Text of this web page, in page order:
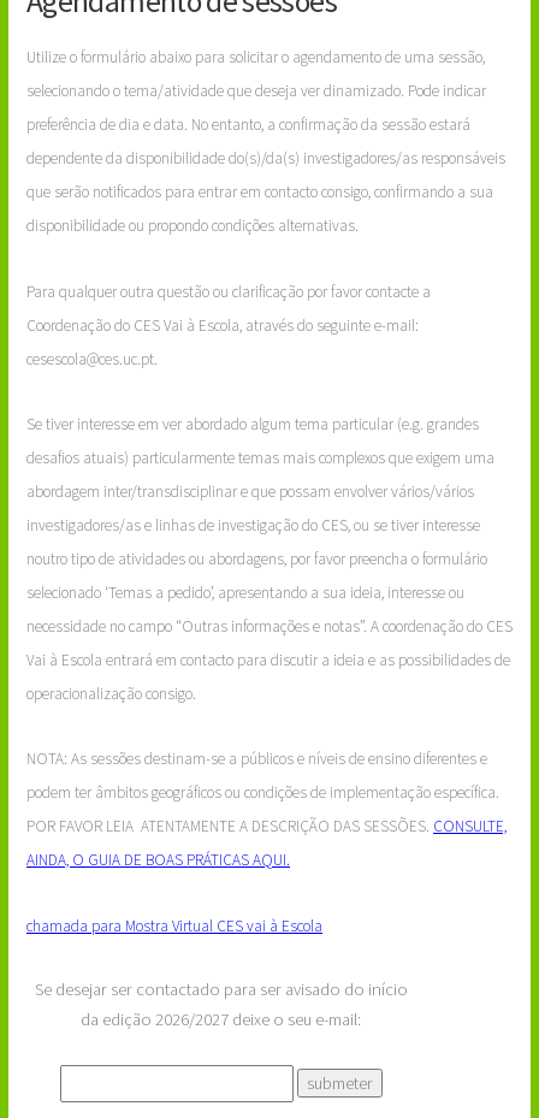
Utilize o formulário abaixo para solicitar o agendamento de uma sessão,
selecionando o tema/atividade que deseja ver dinamizado. Pode indicar
preferência de dia e data. No entanto, a confirmação da sessão estará
dependente da disponibilidade do(s)/da(s) investigadores/as responsáveis
que serão notificados para entrar em contacto consigo, confirmando a sua
disponibilidade ou propondo condições alternativas.
Para qualquer outra questão ou clarificação por favor contacte a
Coordenação do CES Vai à Escola, através do seguinte e-mail:
cesescola@ces.uc.pt.
Se tiver interesse em ver abordado algum tema particular (e.g. grandes
desafios atuais) particularmente temas mais complexos que exigem uma
abordagem inter/transdisciplinar e que possam envolver vários/vários
investigadores/as e linhas de investigação do CES, ou se tiver interesse
noutro tipo de atividades ou abordagens, por favor preencha o formulário
selecionado ‘Temas a pedido’, apresentando a sua ideia, interesse ou
necessidade no campo “Outras informações e notas”. A coordenação do CES
Vai à Escola entrará em contacto para discutir a ideia e as possibilidades de
operacionalização consigo.
NOTA: As sessões destinam-se a públicos e níveis de ensino diferentes e
podem ter âmbitos geográficos ou condições de implementação específica.
POR FAVOR LEIA ATENTAMENTE A DESCRIÇÃO DAS SESSÕES. CONSULTE,
AINDA, O GUIA DE BOAS PRÁTICAS AQUI.
chamada para Mostra Virtual CES vai à Escola
Se desejar ser contactado para ser avisado do início
da edição 2026/2027 deixe o seu e-mail: